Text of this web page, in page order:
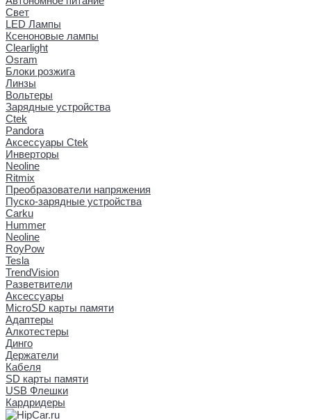
Свет
LED Лампы
Ксеноновые лампы
Clearlight
Osram
Блоки розжига
Линзы
Вольтеры
Зарядные устройства
Ctek
Pandora
Аксессуары Ctek
Инверторы
Neoline
Ritmix
Преобразователи напряжения
Пуско-зарядные устройства
Carku
Hummer
Neoline
RoyPow
Tesla
TrendVision
Разветвители
Аксессуары
MicroSD карты памяти
Адаптеры
Алкотестеры
Динго
Держатели
Кабеля
SD карты памяти
USB Флешки
Кардридеры